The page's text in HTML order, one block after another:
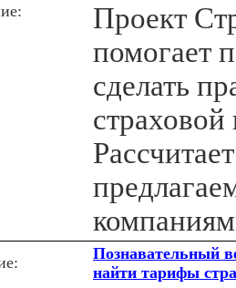
Проект
помогает
сделать
Познавательный
найти тарифы